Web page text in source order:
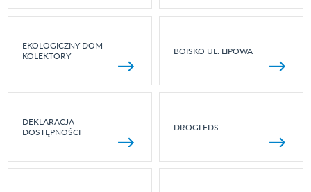
EKOLOGICZNY DOM -
KOLEKTORY
BOISKO UL. LIPOWA
DEKLARACJA
DOSTĘPNOŚCI
DROGI FDS